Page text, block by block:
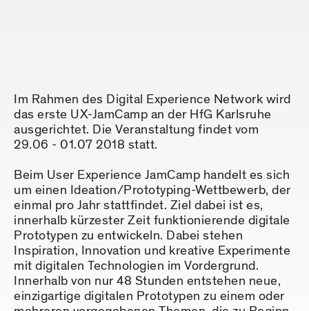
Im Rahmen des Digital Experience Network wird
das erste UX-JamCamp an der HfG Karlsruhe
ausgerichtet. Die Veranstaltung findet vom
29.06 - 01.07 2018 statt.
Beim User Experience JamCamp handelt es sich
um einen Ideation/Prototyping-Wettbewerb, der
einmal pro Jahr stattfindet. Ziel dabei ist es,
innerhalb kürzester Zeit funktionierende digitale
Prototypen zu entwickeln. Dabei stehen
Inspiration, Innovation und kreative Experimente
mit digitalen Technologien im Vordergrund.
Innerhalb von nur 48 Stunden entstehen neue,
einzigartige digitalen Prototypen zu einem oder